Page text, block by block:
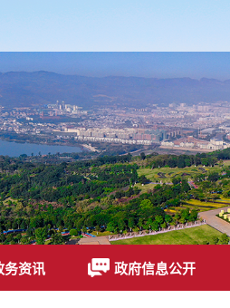
务资讯 政府信息公开